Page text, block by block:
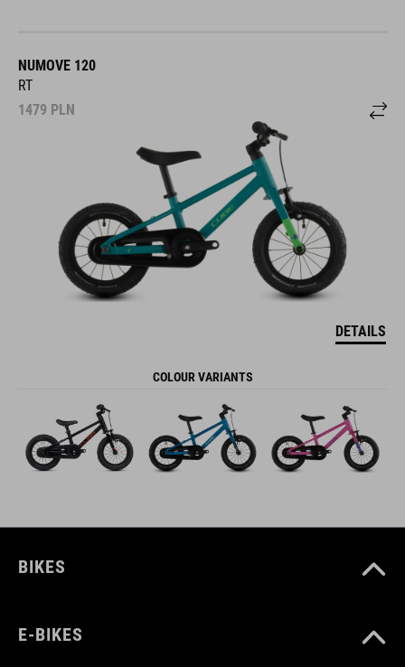
NUMOVE 120
RT
1479 PLN
DETAILS
COLOUR VARIANTS
BIKES
E-BIKES